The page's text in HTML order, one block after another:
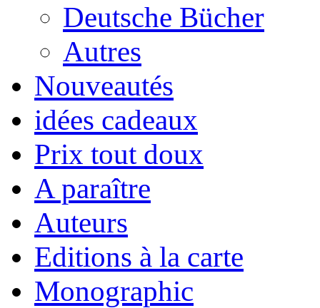
Deutsche Bücher
Autres
Nouveautés
idées cadeaux
Prix tout doux
A paraître
Auteurs
Editions à la carte
Monographic